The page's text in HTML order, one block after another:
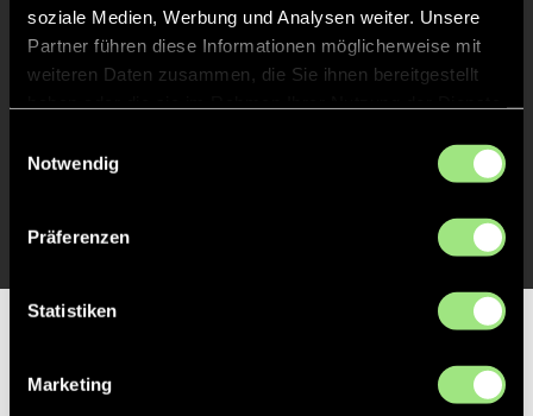
soziale Medien, Werbung und Analysen weiter. Unsere
Partner führen diese Informationen möglicherweise mit
weiteren Daten zusammen, die Sie ihnen bereitgestellt
Notwendig
Präferenzen
Statistiken
Marketing